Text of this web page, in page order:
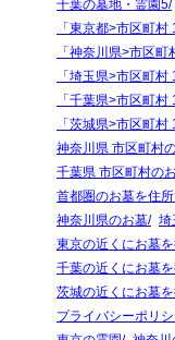
千葉の墓地・霊園5
「東京都>市区町
「神奈川県>市区
「埼玉県>市区町
「千葉県>市区町
「茨城県>市区町
神奈川県 市区町村
千葉県 市区町村の
首都圏のお墓を住
神奈川県のお墓
埼
東京の近くにお墓
千葉の近くにお墓
茨城の近くにお墓
プライバシーポリ